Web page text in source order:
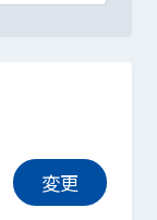
変更